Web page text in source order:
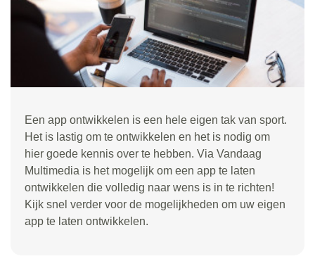
Een app ontwikkelen is een hele eigen tak van sport.
Het is lastig om te ontwikkelen en het is nodig om
hier goede kennis over te hebben. Via Vandaag
Multimedia is het mogelijk om een app te laten
ontwikkelen die volledig naar wens is in te richten!
Kijk snel verder voor de mogelijkheden om uw eigen
app te laten ontwikkelen.